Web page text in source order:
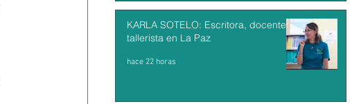
KARLA SOTELO: Escritora, docente y
tallerista en La Paz
hace 22 horas